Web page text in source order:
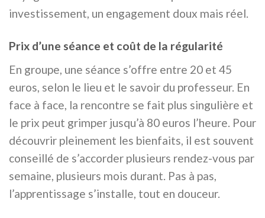
investissement, un engagement doux mais réel.
Prix d’une séance et coût de la régularité
En groupe, une séance s’offre entre 20 et 45
euros, selon le lieu et le savoir du professeur. En
face à face, la rencontre se fait plus singulière et
le prix peut grimper jusqu’à 80 euros l’heure. Pour
découvrir pleinement les bienfaits, il est souvent
conseillé de s’accorder plusieurs rendez-vous par
semaine, plusieurs mois durant. Pas à pas,
l’apprentissage s’installe, tout en douceur.